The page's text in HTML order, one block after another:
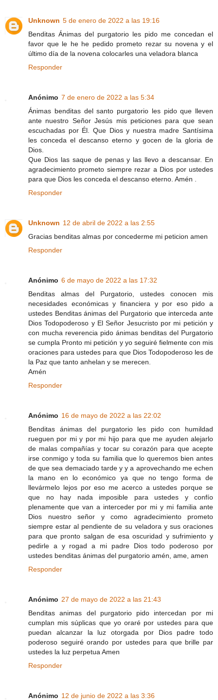
Unknown 5 de enero de 2022 a las 19:16
Benditas Ánimas del purgatorio les pido me concedan el
favor que le he he pedido prometo rezar su novena y el
último día de la novena colocarles una veladora blanca
Responder
Anónimo 7 de enero de 2022 a las 5:34
Ánimas benditas del santo purgatorio les pido que lleven
ante nuestro Señor Jesús mis peticiones para que sean
escuchadas por Él. Que Dios y nuestra madre Santísima
les conceda el descanso eterno y gocen de la gloria de
Dios.
Que Dios las saque de penas y las llevo a descansar. En
agradecimiento prometo siempre rezar a Dios por ustedes
para que Dios les conceda el descanso eterno. Amén .
Responder
Unknown 12 de abril de 2022 a las 2:55
Gracias benditas almas por concederme mi peticion amen
Responder
Anónimo 6 de mayo de 2022 a las 17:32
Benditas almas del Purgatorio, ustedes conocen mis
necesidades económicas y financiera y por eso pido a
ustedes Benditas ánimas del Purgatorio que interceda ante
Dios Todopoderoso y El Señor Jesucristo por mi petición y
con mucha reverencia pido ánimas benditas del Purgatorio
se cumpla Pronto mi petición y yo seguiré fielmente con mis
oraciones para ustedes para que Dios Todopoderoso les de
la Paz que tanto anhelan y se merecen.
Amén
Responder
Anónimo 16 de mayo de 2022 a las 22:02
Benditas ánimas del purgatorio les pido con humildad
rueguen por mi y por mi hijo para que me ayuden alejarlo
de malas compañías y tocar su corazón para que acepte
irse conmigo y toda su familia que lo queremos bien antes
de que sea demaciado tarde y y a aprovechando me echen
la mano en lo económico ya que no tengo forma de
llevármelo lejos por eso me acerco a ustedes porque se
que no hay nada imposible para ustedes y confío
plenamente que van a interceder por mi y mi familia ante
Dios nuestro señor y como agradecimiento prometo
siempre estar al pendiente de su veladora y sus oraciones
para que pronto salgan de esa oscuridad y sufrimiento y
pedirle a y rogad a mi padre Dios todo poderoso por
ustedes benditas ánimas del purgatorio amén, ame, amen
Responder
Anónimo 27 de mayo de 2022 a las 21:43
Benditas animas del purgatorio pido intercedan por mi
cumplan mis súplicas que yo oraré por ustedes para que
puedan alcanzar la luz otorgada por Dios padre todo
poderoso seguiré orando por ustedes para que brille par
ustedes la luz perpetua Amen
Responder
Anónimo 12 de junio de 2022 a las 3:36